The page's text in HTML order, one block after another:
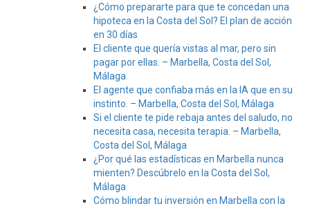
¿Cómo prepararte para que te concedan una
hipoteca en la Costa del Sol? El plan de acción
en 30 días
El cliente que quería vistas al mar, pero sin
pagar por ellas. – Marbella, Costa del Sol,
Málaga
El agente que confiaba más en la IA que en su
instinto. – Marbella, Costa del Sol, Málaga
Si el cliente te pide rebaja antes del saludo, no
necesita casa, necesita terapia. – Marbella,
Costa del Sol, Málaga
¿Por qué las estadísticas en Marbella nunca
mienten? Descúbrelo en la Costa del Sol,
Málaga
Cómo blindar tu inversión en Marbella con la